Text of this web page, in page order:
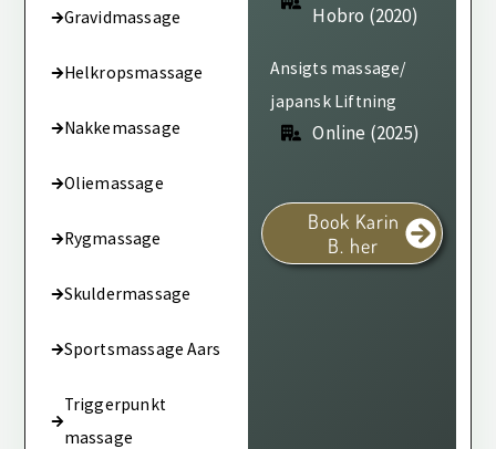
Gravidmassage
Helkropsmassage
Nakkemassage
Oliemassage
Rygmassage
Skuldermassage
Sportsmassage Aars
Triggerpunkt
massage
Hobro (2020)
Ansigts massage/
japansk Liftning
Online (2025)
Book Karin
B. her